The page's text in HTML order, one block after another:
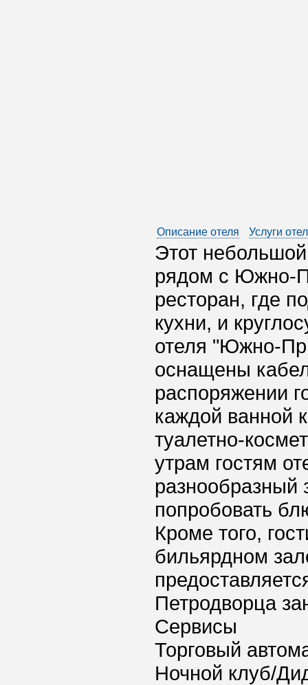
Описание отеля Услуги
Этот
рядом с Южно-
ресторан, где
кухни, и
отеля "Южно-
оснащены
распоряжении
каждой ванной
туалетно-
утрам гостям
разнообразный
попробовать
Кроме того,
бильярдном
Петродворца
Сервисы
Торговый
Ночной клуб/